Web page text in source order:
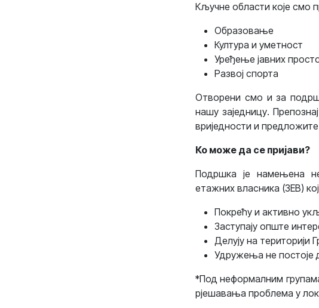
Кључне области које смо
Образовање
Култура и уметност
Уређење јавних
Развој спорта
Отворени смо и за
нашу заједницу.
вриједности и
Ко може да се пријави?
Подршка је намењена
етажних власника (ЗЕВ)
Покрећу и активно
Заступају опште
Делују на територији
Удружења не постоје
*Под неформалним
рјешавања проблема у